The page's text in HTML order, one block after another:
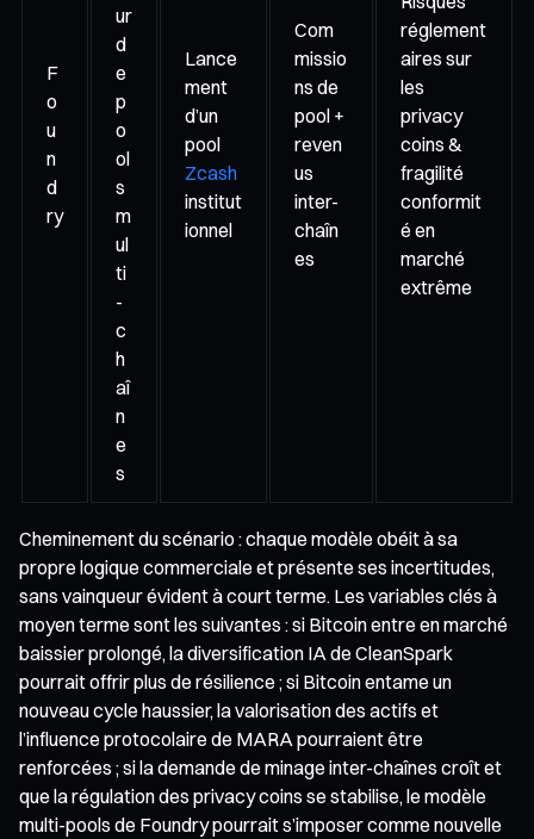
F
o
u
n
d
ry
ur
d
e
p
o
ol
s
m
ul
ti
-
c
h
aî
n
e
s
Lance
ment
d’un
pool
Zcash
institut
ionnel
Com
missio
ns de
pool +
reven
us
inter-
chaîn
es
réglement
aires sur
les
privacy
coins &
fragilité
conformit
é en
marché
extrême
Cheminement du scénario : chaque modèle obéit à sa
propre logique commerciale et présente ses incertitudes,
sans vainqueur évident à court terme. Les variables clés à
moyen terme sont les suivantes : si Bitcoin entre en marché
baissier prolongé, la diversification IA de CleanSpark
pourrait offrir plus de résilience ; si Bitcoin entame un
nouveau cycle haussier, la valorisation des actifs et
l’influence protocolaire de MARA pourraient être
renforcées ; si la demande de minage inter-chaînes croît et
que la régulation des privacy coins se stabilise, le modèle
multi-pools de Foundry pourrait s’imposer comme nouvelle